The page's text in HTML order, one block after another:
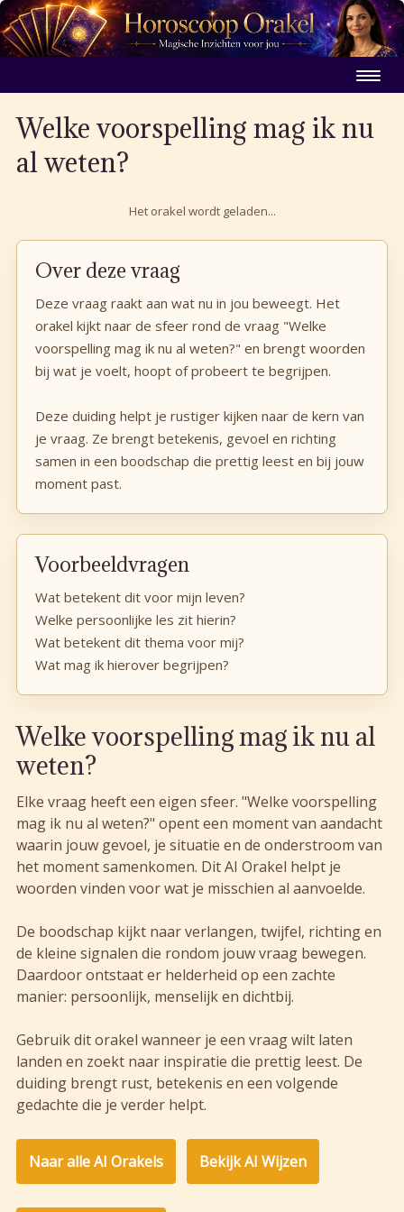
Welke voorspelling mag ik nu
al weten?
Het orakel wordt geladen...
Over deze vraag
Deze vraag raakt aan wat nu in jou beweegt. Het
orakel kijkt naar de sfeer rond de vraag "Welke
voorspelling mag ik nu al weten?" en brengt woorden
bij wat je voelt, hoopt of probeert te begrijpen.
Deze duiding helpt je rustiger kijken naar de kern van
je vraag. Ze brengt betekenis, gevoel en richting
samen in een boodschap die prettig leest en bij jouw
moment past.
Voorbeeldvragen
Wat betekent dit voor mijn leven?
Welke persoonlijke les zit hierin?
Wat betekent dit thema voor mij?
Wat mag ik hierover begrijpen?
Welke voorspelling mag ik nu al
weten?
Elke vraag heeft een eigen sfeer. "Welke voorspelling
mag ik nu al weten?" opent een moment van aandacht
waarin jouw gevoel, je situatie en de onderstroom van
het moment samenkomen. Dit AI Orakel helpt je
woorden vinden voor wat je misschien al aanvoelde.
De boodschap kijkt naar verlangen, twijfel, richting en
de kleine signalen die rondom jouw vraag bewegen.
Daardoor ontstaat er helderheid op een zachte
manier: persoonlijk, menselijk en dichtbij.
Gebruik dit orakel wanneer je een vraag wilt laten
landen en zoekt naar inspiratie die prettig leest. De
duiding brengt rust, betekenis en een volgende
gedachte die je verder helpt.
Naar alle AI Orakels Bekijk AI Wijzen